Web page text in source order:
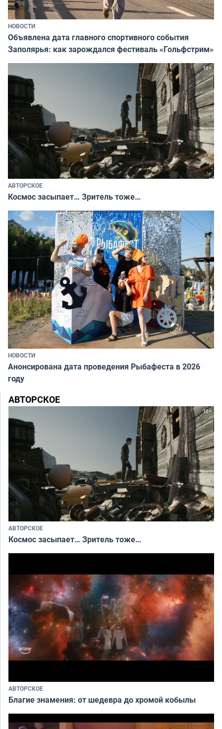
НОВОСТИ
Объявлена дата главного спортивного события
Заполярья: как зарождался фестиваль «Гольфстрим»
АВТОРСКОЕ
Космос засыпает… Зритель тоже…
НОВОСТИ
Анонсирована дата проведения Рыбафеста в 2026
году
АВТОРСКОЕ
АВТОРСКОЕ
Космос засыпает… Зритель тоже…
АВТОРСКОЕ
Благие знамения: от шедевра до хромой кобылы